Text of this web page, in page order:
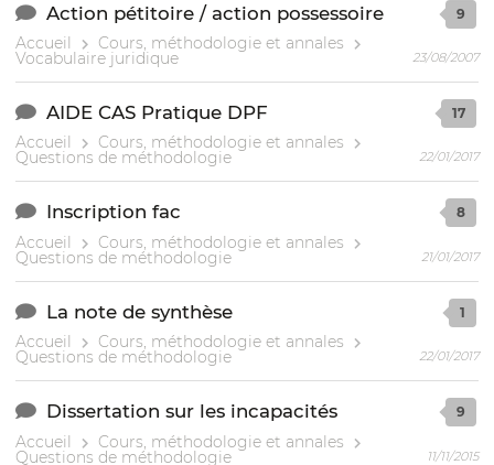
Action pétitoire / action possessoire
Accueil Cours, méthodologie et annales
Vocabulaire juridique
9
23/08/2007
AIDE CAS Pratique DPF
Accueil Cours, méthodologie et annales
Questions de méthodologie
17
22/01/2017
Inscription fac
Accueil Cours, méthodologie et annales
Questions de méthodologie
8
21/01/2017
La note de synthèse
Accueil Cours, méthodologie et annales
Questions de méthodologie
1
22/01/2017
Dissertation sur les incapacités
Accueil Cours, méthodologie et annales
Questions de méthodologie
9
11/11/2015